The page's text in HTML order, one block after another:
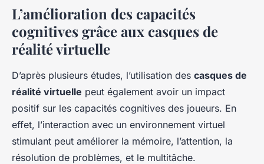
L’amélioration des capacités
cognitives grâce aux casques de
réalité virtuelle
D’après plusieurs études, l’utilisation des casques de
réalité virtuelle peut également avoir un impact
positif sur les capacités cognitives des joueurs. En
effet, l’interaction avec un environnement virtuel
stimulant peut améliorer la mémoire, l’attention, la
résolution de problèmes, et le multitâche.